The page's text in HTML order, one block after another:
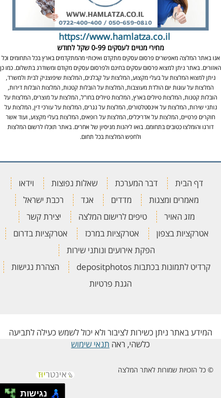
https://www.hamlatza.co.il
מחירי מנויים לעסקים 0-99 שקל לחודש
אנו באתר המלצה מאפשרים פרסום עסקים מתקדם ואיכותי מהמתקדמים בארץ בכל התחומים וכל
האזורים. באתר ניתן למצוא פרסום עסקים בחינם ולפרסום עסקים מקודם ומשודרג בתשלום. כמו כן
ניתן למצוא המלצות על בעלי מקצוע, המלצות על קבלנים, המלצות שיפוצניק לבית ולמשרד,
המלצות על עוגות יום הולדת מעוצבות, המלצות על הובלות קטנות, המלצות הובלות דירות,
הובלות קטנות, המלצות טיולים בארץ, המלצות טיולים בחו"ל, המלצות על מוצרים, המלצות על
נותני שירות, המלצות על אינסטלטורים, המלצות על נגרים, המלצות על עורכי דין, המלצות על
חוקרים פרטיים, המלצות על אדריכלים, המלצות על רופאים, המלצות בעלי מקצוע, ועוד אשר
דורגו והומלצו כטובים בתחומם. בואו ליהנות מניסיון של אחרים. באתר תוכלו לרשום המלצות
ולחפש המלצות בכל תחום.
דף הבית דבר המערכת שאלות נפוצות
וידאו
מאמרים ומצגות
מדדים אגד
רכבת ישראל
מזג האויר
טיפים לרישום המלצה
יצירת קשר
אטרקציות בצפון
אטרקציות במרכז
אטרקציות בדרום
הפקת אירועים ונותני שירות
קרדיט לתמונות בכתבות depositphotos
הצהרת נגישות
הגנת פרטיות
המידע באתר ניתן כשירות לציבור ולא יכול לשמש כעילה לתביעה
כלשהי, ראה תנאי שימוש
© כל הזכויות שמורות לאתר המלצה
נגישות